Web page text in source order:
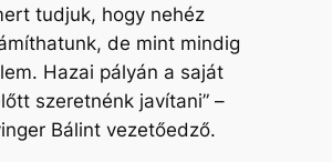
tudjuk, hogy nehéz
de mint mindig
Hazai pályán a saját
szeretnénk javítani” –
Bálint vezetőedző.